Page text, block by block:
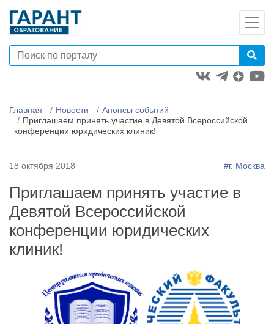
Главная Новости
Анонсы событий
Приглашаем принять участие в Девятой Всероссийской
конференции юридических клиник!
18 октября 2018 #г. Москва
Приглашаем принять участие в
Девятой Всероссийской
конференции юридических
клиник!